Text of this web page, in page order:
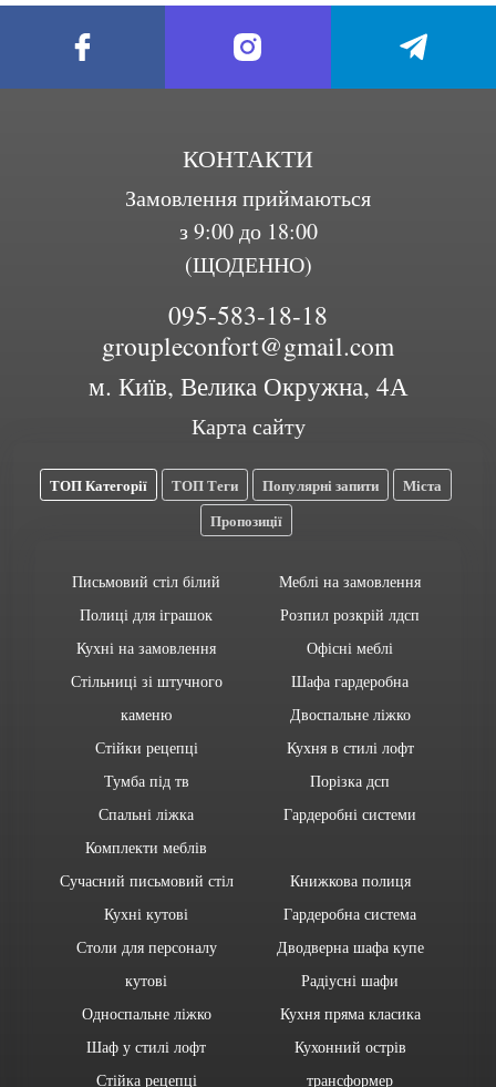
КОНТАКТИ
Замовлення приймаються
з 9:00 до 18:00
(ЩОДЕННО)
095-583-18-18
groupleconfort@gmail.com
м. Київ, Велика Окружна, 4А
Карта сайту
ТОП Категорії ТОП Теги Популярні запити
Міста
Пропозиції
Письмовий стіл білий
Полиці для іграшок
Кухні на замовлення
Стільниці зі штучного
каменю
Стійки рецепці
Тумба під тв
Спальні ліжка
Комплекти меблів
Меблі на замовлення
Розпил розкрій лдсп
Офісні меблі
Шафа гардеробна
Двоспальне ліжко
Кухня в стилі лофт
Порізка дсп
Гардеробні системи
Сучасний письмовий стіл
Кухні кутові
Столи для персоналу
кутові
Односпальне ліжко
Шаф у стилі лофт
Стійка рецепці
Книжкова полиця
Гардеробна система
Дводверна шафа купе
Радіусні шафи
Кухня пряма класика
Кухонний острів
трансформер